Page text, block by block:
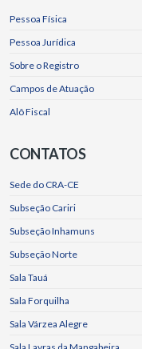
Pessoa Física
Pessoa Jurídica
Sobre o Registro
Campos de Atuação
Alô Fiscal
CONTATOS
Sede do CRA-CE
Subseção Cariri
Subseção Inhamuns
Subseção Norte
Sala Tauá
Sala Forquilha
Sala Várzea Alegre